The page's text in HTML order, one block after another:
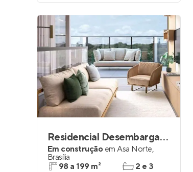
Residencial Desembargador Souza Prudente
Em construção em Asa Norte,
Brasília
98 a 199 m²
2 e 3